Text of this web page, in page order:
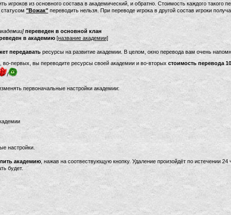
игроков из основного состава в академический, и обратно. Стоимость каждого такого
"Вожак" переводить нельзя. При переводе игрока в другой состав игроки
переведен в основной клан
в академию [название академии]
передавать ресурсы на развитие академии. В целом, окно перевода вам очень
во-первых, вы переводите ресурсы своей академии и во-вторых стоимость перевода 10
/
первоначальные настройки академии:
настройки.
академию , нажав на соотвествующую кнопку. Удаление произойдёт по истечении
будет.